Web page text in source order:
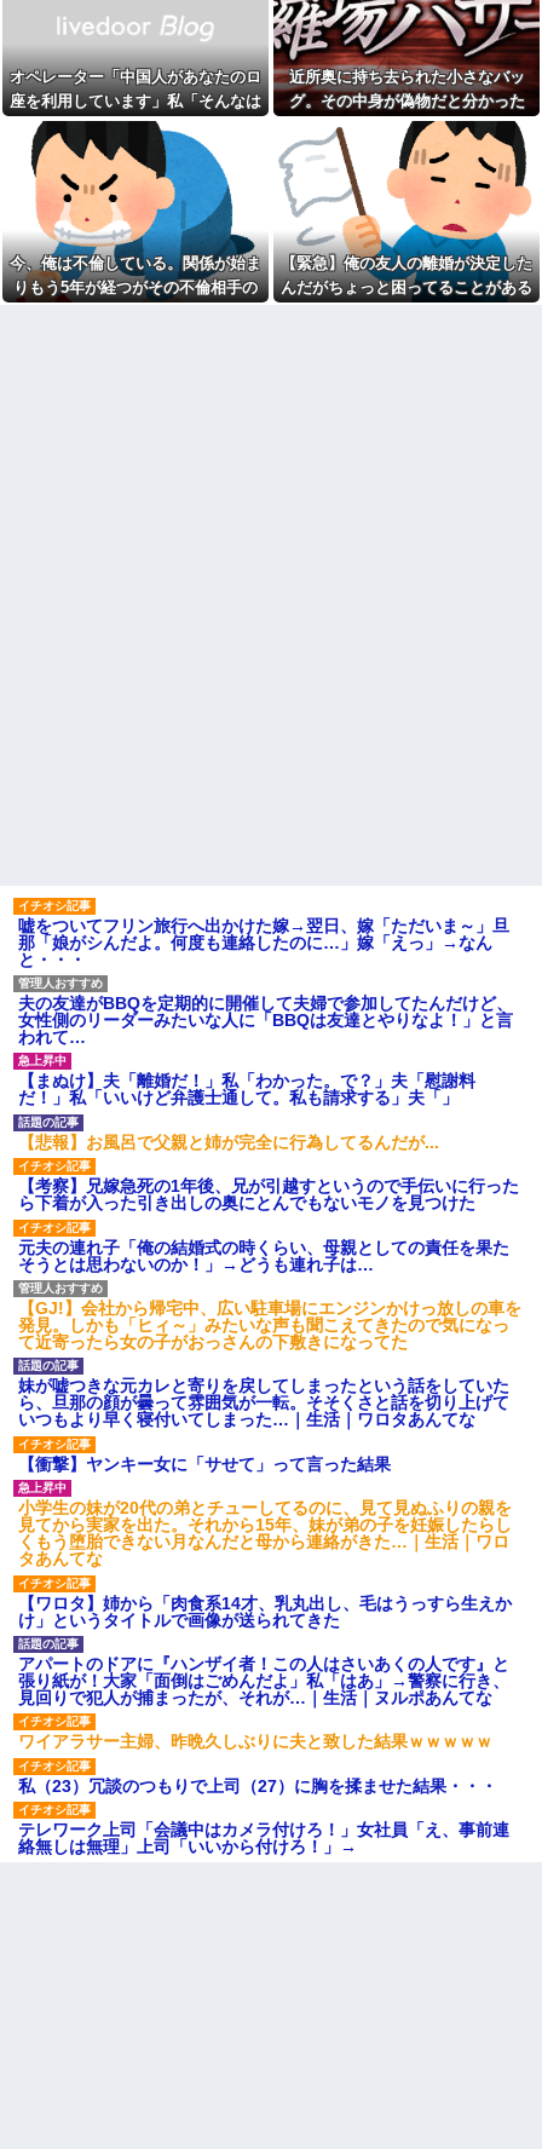
最近はどこでもAI生成画像の
広告がたくさん出るようになっ
たよね
20歳の大学生の女友達が47歳
のおっさんと付き合ってる。卒
業後に結婚するらしいが、やめ
た方がいいと思うワイがおかし
いのか？
鍵失くした男「45分だけ部屋
に入れろ！何もしないから！」
→女子大生「無理です（警察呼
びます）」→男「熱中症になれ
ってか！使えないな！」完全に...
【は？】 停車中、車にぶつけ
られた私「警察呼ぶ」相手のお
は出てけ！二度と来るな！」結
果・・・
私「初めて飲む味だけどなん
のお茶？」彼「ちっ！」私「」
【GIF】JSのカンチョーワロ
タ
後続車にクラクションを鳴ら
され彼氏が逆切れ。「何クラク
ション鳴らしてんだ！降りてこ
いよ！」と怒鳴りだし...
【衝撃】報酬100万円超の治験
募集がこちらｗｗｗｗｗ(※画像
あり)
【ネット騒然】惨殺されたタ
ワマン頂き女子のこの動画、す
げえええええｗｗｗｗｗｗｗｗ
ｗｗｗ
【愕然】白のクラウン俺氏、
高速道路左車線を制限速度で走
った結果wwwwwwwwwwww
百年の恋12-899 食べた量を
張り合ってくる
【悲報】佐藤輝明・・・２軍
でも盛大にやらかす←あまり悲
しませないでくれ
欠勤連絡してきた後輩を「未
読スルー」して強引に出勤させ
た。無事に終わった夜、後輩か
ら届いた「意味深なLINE」の内
容に血の気が引いた話←完全に
未読スルー見抜かれてて草
旦那の祖父が亡くなった。私
「エプロン持って行った方がい
いよね」旦那「余計な出費すん
な。そんなもん買うなら今後一
切金を出さねぇぞ」私「え
っ…」
【速報】ユニクロの置くだけ
セルフレジ、スーパーにも導入
へ
コトメが女の子を出産したの
で義実家へアポ無し凸。「コト
オペレーター「中国人があなたのロ
座を利用しています」私「そんなは
ずない！」→Amazonで買い物をし
た後、とんでもない事態に…
近所奥に持ち去られた小さなバッ
グ。その中身が偽物だと分かった
時、どんな顔をするのか楽しみで…
今、俺は不倫している。関係が始ま
りもう5年が経つがその不倫相手の
【緊急】俺の友人の離婚が決定した
んだがちょっと困ってることがある
嘘をついてフリン旅行へ出かけた嫁→翌日、嫁「ただいま～」旦
那「娘がシんだよ。何度も連絡したのに…」嫁「えっ」→なん
と・・・
夫の友達がBBQを定期的に開催して夫婦で参加してたんだけど、
女性側のリーダーみたいな人に「BBQは友達とやりなよ！」と言
われて…
【まぬけ】夫「離婚だ！」私「わかった。で？」夫「慰謝料
だ！」私「いいけど弁護士通して。私も請求する」夫「」
【悲報】お風呂で父親と姉が完全に行為してるんだが...
【考察】兄嫁急死の1年後、兄が引越すというので手伝いに行った
ら下着が入った引き出しの奥にとんでもないモノを見つけた
元夫の連れ子「俺の結婚式の時くらい、母親としての責任を果た
そうとは思わないのか！」→どうも連れ子は…
【GJ!】会社から帰宅中、広い駐車場にエンジンかけっ放しの車を
発見。しかも「ヒィ～」みたいな声も聞こえてきたので気になっ
て近寄ったら女の子がおっさんの下敷きになってた
妹が嘘つきな元カレと寄りを戻してしまったという話をしていた
ら、旦那の顔が曇って雰囲気が一転。そそくさと話を切り上げて
いつもより早く寝付いてしまった…｜生活｜ワロタあんてな
【衝撃】ヤンキー女に「サせて」って言った結果
小学生の妹が20代の弟とチューしてるのに、見て見ぬふりの親を
見てから実家を出た。それから15年、妹が弟の子を妊娠したらし
くもう堕胎できない月なんだと母から連絡がきた…｜生活｜ワロ
タあんてな
【ワロタ】姉から「肉食系14才、乳丸出し、毛はうっすら生えか
け」というタイトルで画像が送られてきた
アパートのドアに『ハンザイ者！この人はさいあくの人です』と
張り紙が！大家「面倒はごめんだよ」私「はあ」→警察に行き、
見回りで犯人が捕まったが、それが…｜生活｜ヌルポあんてな
ワイアラサー主婦、昨晩久しぶりに夫と致した結果ｗｗｗｗｗ
私（23）冗談のつもりで上司（27）に胸を揉ませた結果・・・
テレワーク上司「会議中はカメラ付けろ！」女社員「え、事前連
絡無しは無理」上司「いいから付けろ！」→